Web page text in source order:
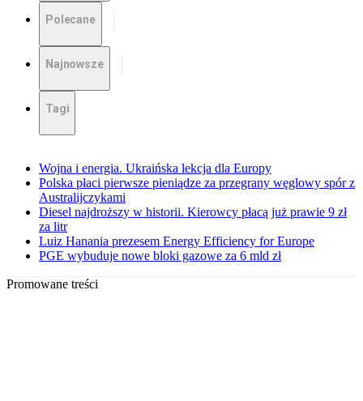
Polecane
Najnowsze
Tagi
Wojna i energia. Ukraińska lekcja dla Europy
Polska płaci pierwsze pieniądze za przegrany węglowy spór z
Australijczykami
Diesel najdroższy w historii. Kierowcy płacą już prawie 9 zł
za litr
Luiz Hanania prezesem Energy Efficiency for Europe
PGE wybuduje nowe bloki gazowe za 6 mld zł
Promowane treści